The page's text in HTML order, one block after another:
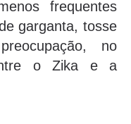
frequentes
garganta, tosse
no
o Zika e a